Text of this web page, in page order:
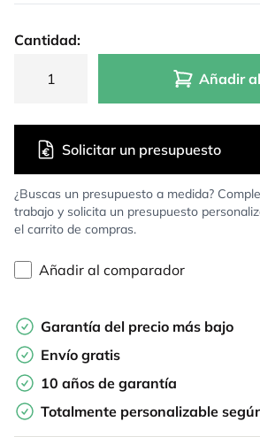
Cantidad:
Añadir
¿Buscas un presupuesto a medida?
trabajo y solicita un presupuesto
el carrito de compras.
Solicitar un presupuesto
Añadir al comparador
Garantía del precio más bajo
Envío gratis
10 años de garantía
Totalmente personalizable